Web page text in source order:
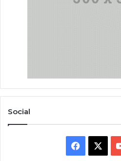
Social
Facebook